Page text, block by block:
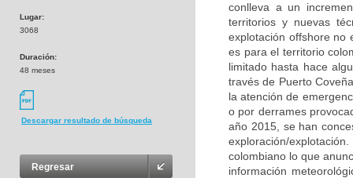
Lugar:
3068
Duración:
48 meses
Descargar resultado de búsqueda
Regresar
conlleva a un
territorios y nuevas
explotación offshore no
es para el territorio
limitado hasta hace
través de Puerto
la atención de
o por derrames
año 2015, se han
exploración/
colombiano lo que
información